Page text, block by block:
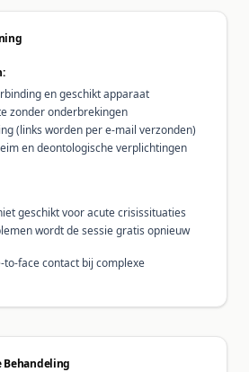
en geschikt apparaat
zonder onderbrekingen
(links worden per e-mail verzonden)
en deontologische verplichtingen
geschikt voor acute crisissituaties
wordt de sessie gratis opnieuw
to-face contact bij complexe
Behandeling